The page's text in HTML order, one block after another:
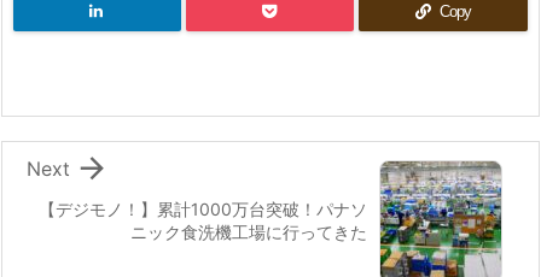
Copy
【デジモノ！】累計1000万台突破！パナソ
ニック食洗機工場に行ってきた

Next